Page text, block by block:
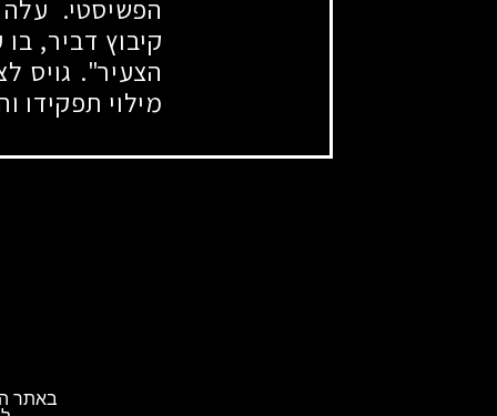
הפשיסטי.
קיבוץ דביר,
הצעיר". גויס
מילוי תפקידו
באתר